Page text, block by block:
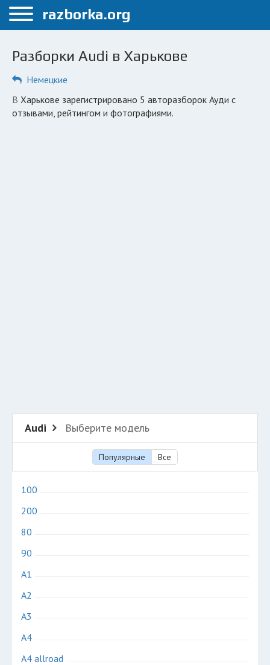
Меню
Харьков
ПОЛЬЗОВАТЕЛЯМ
Каталог разборок
Разборки Audi в Харькове
Немецкие
в Харькове зарегистрировано 5 авторазборок Ауди с
отзывами, рейтингом и фотографиями.
Audi Выберите модель
Популярные Все
100
200
80
90
A1
A2
A3
A4
A4 allroad
razborka.org